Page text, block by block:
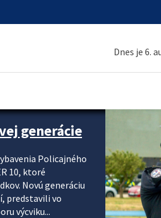
Dnes je 6.
generácie
Policajného
10, ktoré
Novú generáciu
predstavili vo
výcviku...